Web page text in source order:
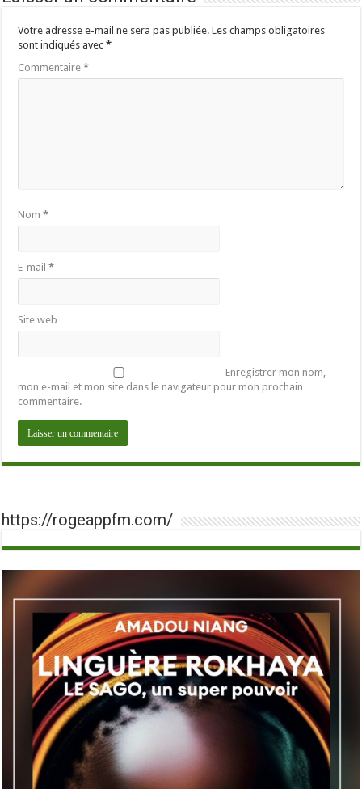
Votre adresse e-mail ne sera pas publiée. Les champs obligatoires
sont indiqués avec*
Commentaire*
Nom*
E-mail*
Site web
Enregistrer mon nom,
mon e-mail et mon site dans le navigateur pour mon prochain
commentaire.
https://rogeappfm.com/